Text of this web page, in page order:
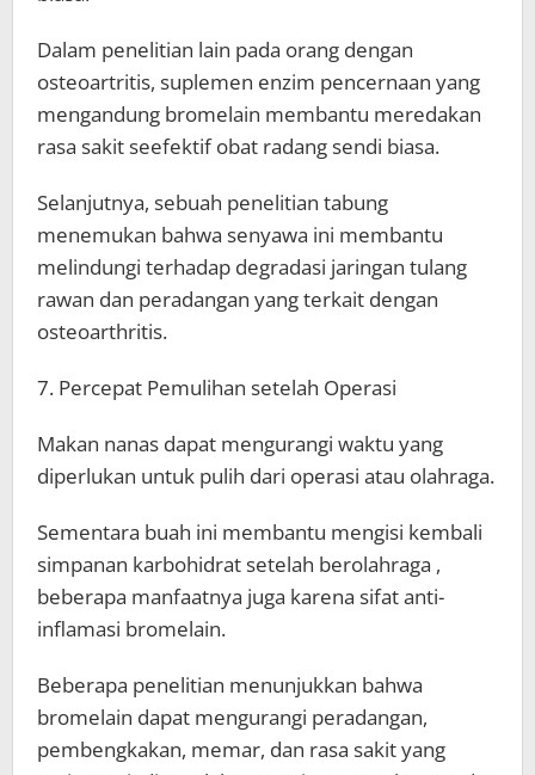
Dalam penelitian lain pada orang dengan
osteoartritis, suplemen enzim pencernaan yang
mengandung bromelain membantu meredakan
rasa sakit seefektif obat radang sendi biasa.
Selanjutnya, sebuah penelitian tabung
menemukan bahwa senyawa ini membantu
melindungi terhadap degradasi jaringan tulang
rawan dan peradangan yang terkait dengan
osteoarthritis.
7. Percepat Pemulihan setelah Operasi
Makan nanas dapat mengurangi waktu yang
diperlukan untuk pulih dari operasi atau olahraga.
Sementara buah ini membantu mengisi kembali
simpanan karbohidrat setelah berolahraga ,
beberapa manfaatnya juga karena sifat anti-
inflamasi bromelain.
Beberapa penelitian menunjukkan bahwa
bromelain dapat mengurangi peradangan,
pembengkakan, memar, dan rasa sakit yang